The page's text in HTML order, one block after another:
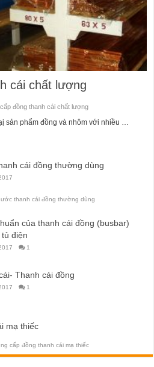
cái chất lượng
đồng thanh cái chất lượng
sản phẩm đồng và nhôm với nhiều …
cái đồng thường dùng
thanh cái đồng thường dùng
của thanh cái đồng (busbar)
điện
1
Thanh cái đồng
1
mạ thiếc
cấp đồng thanh cái mạ thiếc